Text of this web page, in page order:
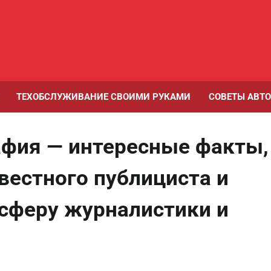
ТЕХОБСЛУЖИВАНИЕ СВОИМИ РУКАМИ СОВЕТЫ
— интересные факты,
публициста и
журналистики и